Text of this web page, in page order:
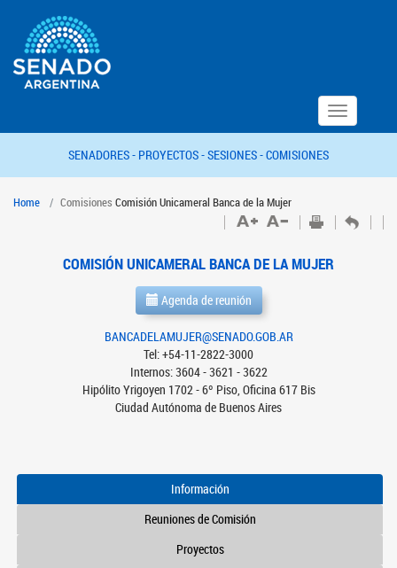
Toggle
navigation
SENADORES - PROYECTOS -SESIONES -COMISIONES
Home Comisiones Comisión Unicameral Banca de la Mujer
COMISIÓN UNICAMERAL BANCA DE LA MUJER
Agenda de reunión
BANCADELAMUJER@SENADO.GOB.AR
Tel: +54-11-2822-3000
Internos: 3604 - 3621 - 3622
Hipólito Yrigoyen 1702 - 6º Piso, Oficina 617 Bis
Ciudad Autónoma de Buenos Aires
Información
Reuniones de Comisión
Proyectos